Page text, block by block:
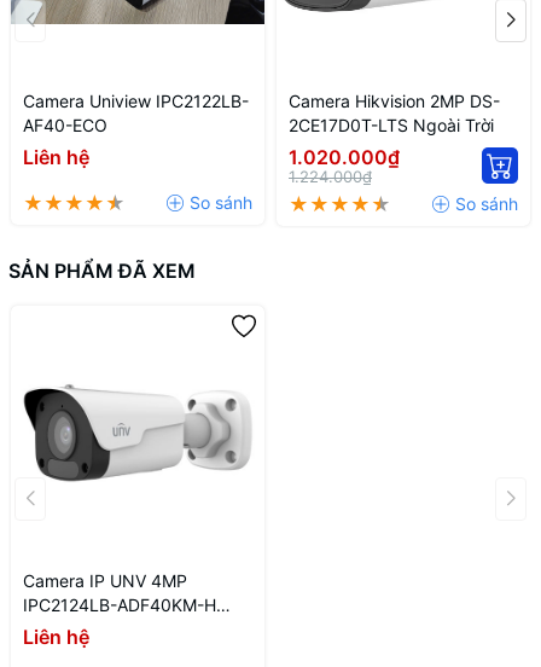
Camera Uniview IPC2122LB-
AF40-ECO
Liên hệ
Camera Hikvision 2MP DS-
2CE17D0T-LTS Ngoài Trời
1.020.000₫
1.224.000₫
SẢN PHẨM ĐÃ XEM
Camera IP UNV 4MP
IPC2124LB-ADF40KM-H
Ngoài Trời
Liên hệ